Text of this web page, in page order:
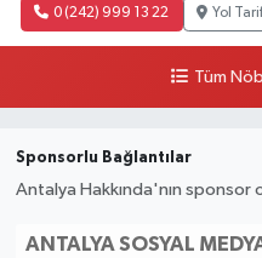
0 (242) 999 13 22 Yol
Tüm
Sponsorlu Bağlantılar
Antalya Hakkında'nın sponsor
ANTALYA SOSYAL